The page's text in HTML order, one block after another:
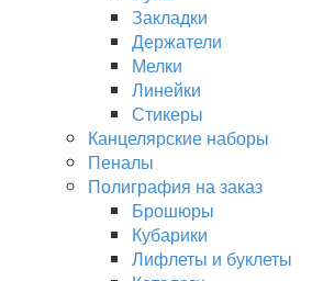
Закладки
Держатели
Мелки
Линейки
Стикеры
Канцелярские наборы
Пеналы
Полиграфия на заказ
Брошюры
Кубарики
Лифлеты и буклеты